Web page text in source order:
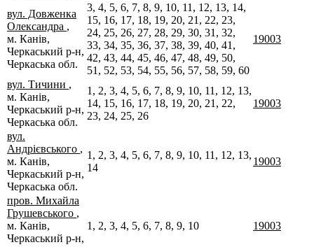
вул. Довженка
Олександра ,
м. Канів,
Черкаський р-н,
Черкаська обл.
3, 4, 5, 6, 7, 8, 9, 10, 11, 12, 13, 14,
15, 16, 17, 18, 19, 20, 21, 22, 23,
24, 25, 26, 27, 28, 29, 30, 31, 32,
33, 34, 35, 36, 37, 38, 39, 40, 41,
42, 43, 44, 45, 46, 47, 48, 49, 50,
51, 52, 53, 54, 55, 56, 57, 58, 59, 60
19003
вул. Тичини ,
м. Канів,
Черкаський р-н,
Черкаська обл.
1, 2, 3, 4, 5, 6, 7, 8, 9, 10, 11, 12, 13,
14, 15, 16, 17, 18, 19, 20, 21, 22,
23, 24, 25, 26
19003
вул.
Андрієвського ,
м. Канів,
Черкаський р-н,
Черкаська обл.
1, 2, 3, 4, 5, 6, 7, 8, 9, 10, 11, 12, 13,
14
19003
пров. Михайла
Грушевського ,
м. Канів,
Черкаський р-н,
1, 2, 3, 4, 5, 6, 7, 8, 9, 10 19003